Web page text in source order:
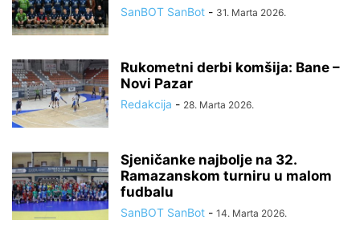
SanBOT SanBot - 31. Marta 2026.
Rukometni derbi komšija: Bane –
Novi Pazar
Redakcija - 28. Marta 2026.
Sjeničanke najbolje na 32.
Ramazanskom turniru u malom
fudbalu
SanBOT SanBot - 14. Marta 2026.